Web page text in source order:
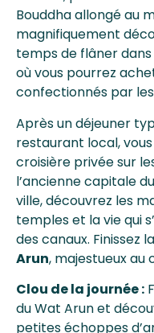
Bouddha allongé au
magnifiquement
temps de flâner
où vous pourrez
confectionnés par
Après un déjeuner
restaurant local,
croisière privée sur
l’ancienne capitale
ville, découvrez les
temples et la vie qui
des canaux. Finissez
Arun, majestueux au
Clou de la journée :
du Wat Arun et
petites échoppes